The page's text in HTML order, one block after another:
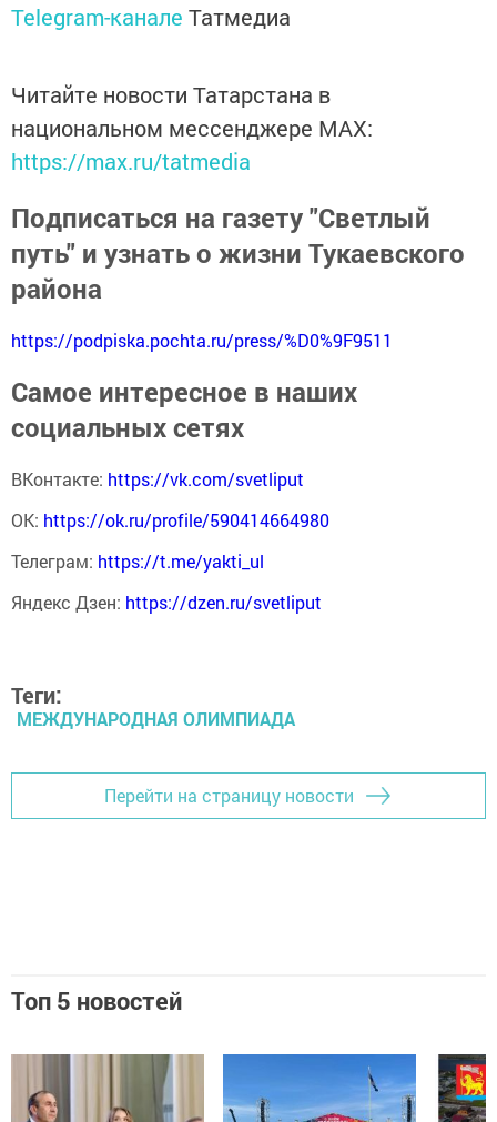
Telegram-канале Татмедиа
Читайте новости Татарстана в
национальном мессенджере MАХ:
https://max.ru/tatmedia
Подписаться на газету "Светлый
путь" и узнать о жизни Тукаевского
района
https://podpiska.pochta.ru/press/%D0%9F9511
Самое интересное в наших
социальных сетях
ВКонтакте: https://vk.com/svetliput
ОК: https://ok.ru/profile/590414664980
Телеграм: https://t.me/yakti_ul
Яндекс Дзен: https://dzen.ru/svetliput
Теги:
МЕЖДУНАРОДНАЯ ОЛИМПИАДА
Перейти на страницу новости
Топ 5 новостей